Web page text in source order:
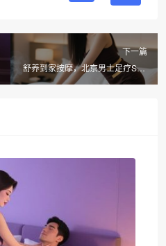
下一篇
舒养到家按摩，北京男士足疗SPA
按摩新体验